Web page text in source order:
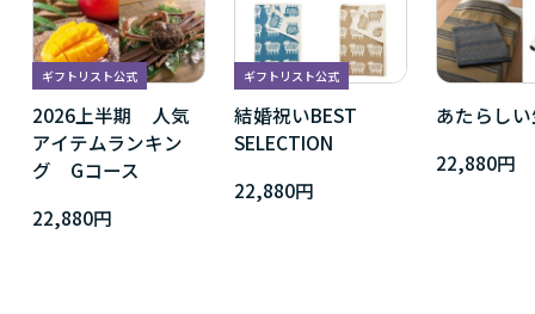
ギフトリスト公式
2026上半期 人気
アイテムランキン
グ Gコース
22,880円
ギフトリスト公式
結婚祝いBEST
SELECTION
22,880円
あたらし
22,880円